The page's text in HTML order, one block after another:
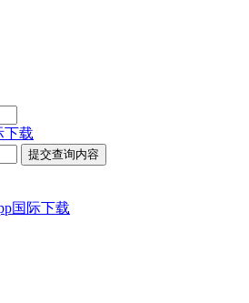
下载
国际下载